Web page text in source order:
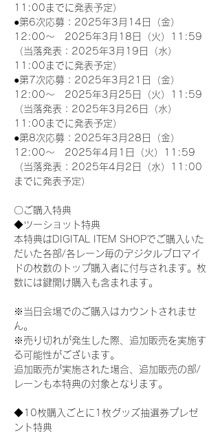
11:00までに発表予定）
●第6次応募：2025年3月14日（金）
12:00～　2025年3月18日（火）11:59
（当落発表：2025年3月19日（水）
11:00までに発表予定）
●第7次応募：2025年3月21日（金）
12:00～　2025年3月25日（火）11:59
（当落発表：2025年3月26日（水）
11:00までに発表予定）
●第8次応募：2025年3月28日（金）
12:00～　2025年4月1日（火）11:59
（当落発表：2025年4月2日（水）11:00
までに発表予定）
〇ご購入特典
◆ツーショット特典
本特典はDIGITAL ITEM SHOPでご購入いた
だいた各部/各レーン毎のデジタルブロマイ
ドの枚数のトップ購入者に付与されます。枚
数には鍵開け購入も含まれます。
※当日会場でのご購入はカウントされませ
ん。
※売り切れが発生した際、追加販売を実施す
る可能性がございます。
追加販売が実施された場合、追加販売の部/
レーンも本特典の対象となります。
◆10枚購入ごとに1枚グッズ抽選券プレゼ
ント特典